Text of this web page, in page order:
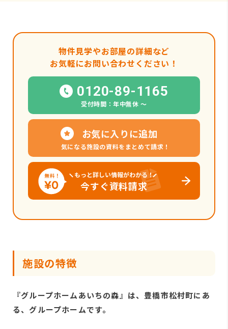
物件見学やお部屋の詳細など
お気軽にお問い合わせください！
0120-89-1165
受付時間：年中無休 〜
お気に入りに追加
気になる施設の資料をまとめて請求！
もっと詳しい情報がわかる！
今すぐ資料請求
施設の特徴
『グループホームあいちの森』は、豊橋市松村町にあ
る、グループホームです。